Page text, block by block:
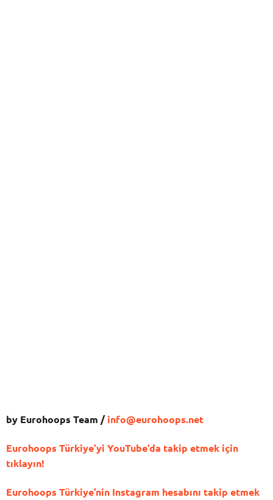
by Eurohoops Team /info@eurohoops.net
Eurohoops Türkiye’yi YouTube’da takip etmek için
tıklayın!
Eurohoops Türkiye’nin Instagram hesabını takip etmek